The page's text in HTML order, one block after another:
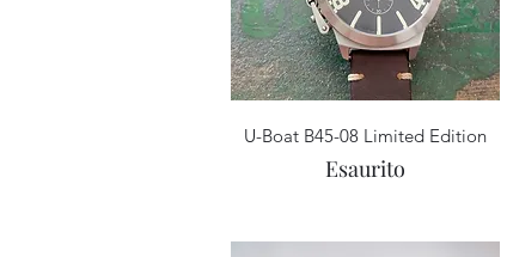
Vista rapida
U-Boat B45-08 Limited Edition
Esaurito